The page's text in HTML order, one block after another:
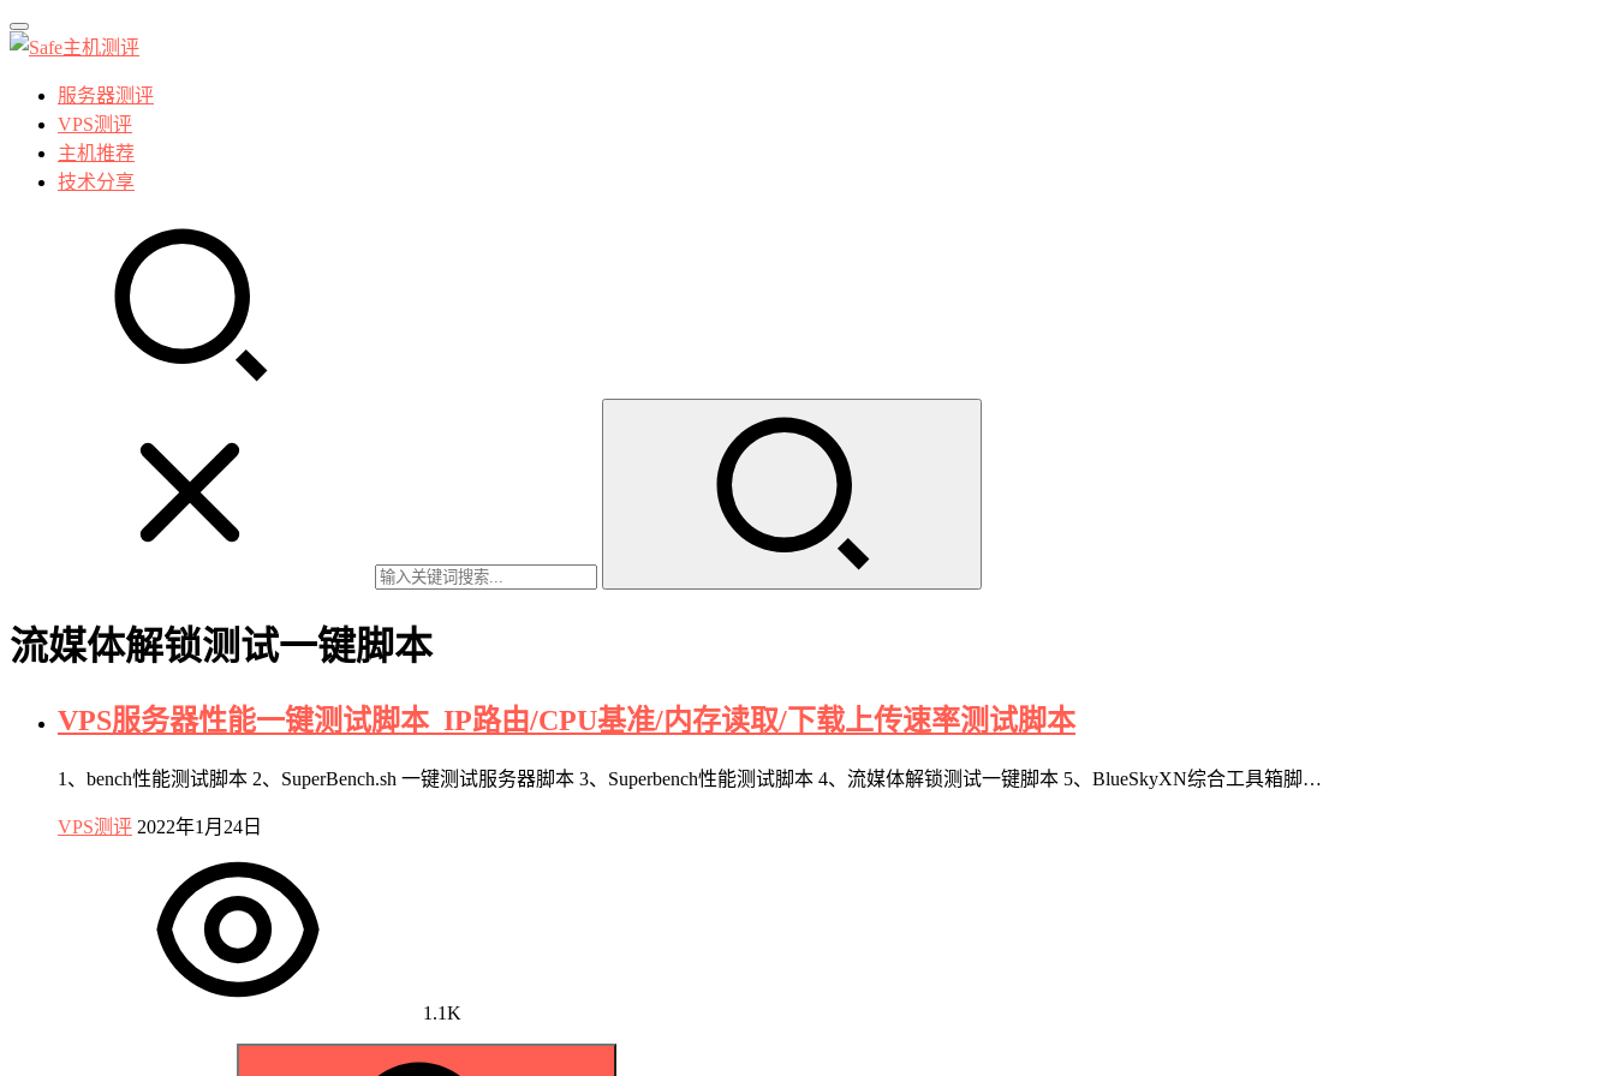
服务器测评
VPS测评
主机推荐
技术分享
流媒体解锁测试一键脚本
VPS服务器性能一键测试脚本_IP路由/CPU基准/内存读取/下载上传速率测试脚本
1、bench性能测试脚本 2、SuperBench.sh 一键测试服务器脚本 3、Superbench性能测试脚本 4、流媒体解锁测试一键脚本 5、BlueSkyXN综合工具箱脚…
VPS测评 2022年1月24日
1.1K